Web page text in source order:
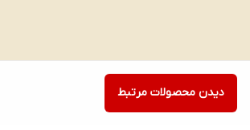
دیدن محصولات مرتبط